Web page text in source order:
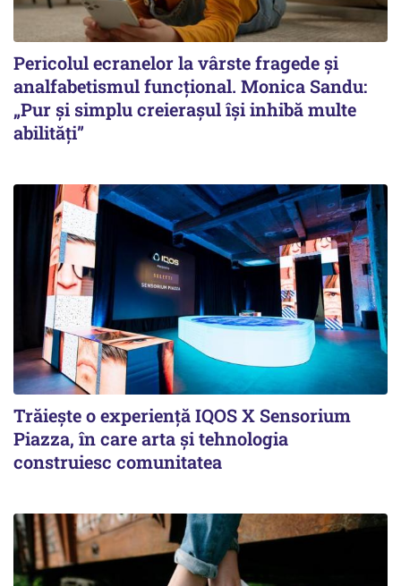
Pericolul ecranelor la vârste fragede și
analfabetismul funcțional. Monica Sandu:
„Pur și simplu creierașul își inhibă multe
abilități”
Trăiește o experiență IQOS X Sensorium
Piazza, în care arta și tehnologia
construiesc comunitatea